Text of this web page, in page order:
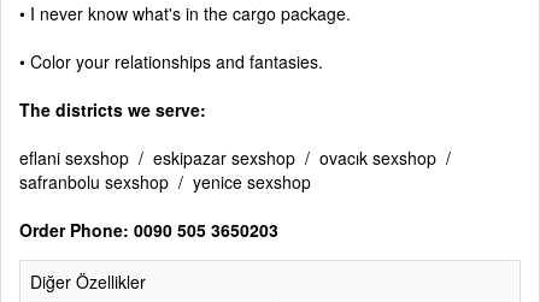
• I never know what's in the cargo package.
• Color your relationships and fantasies.
The districts we serve:
eflani sexshop / eskipazar sexshop / ovacık sexshop /
safranbolu sexshop / yenice sexshop
Order Phone: 0090 505 3650203
Diğer Özellikler